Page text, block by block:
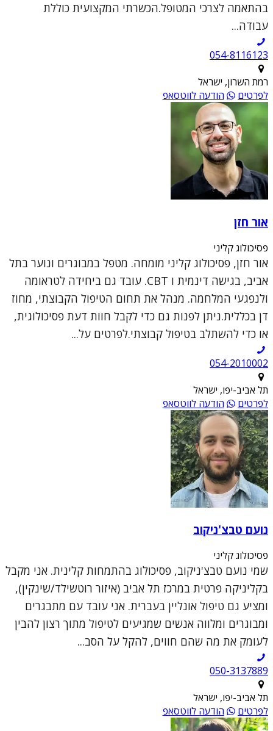
בהתאמה לצרכי המטופל.הכשרתי המקצועית כוללת
עבודה...
054-8116123
רמת השרון, ישראל
לפרטים
הודעה לווטסאפ
אור חזן
פסיכולוג קליני
אור חזן, פסיכולוג קליני מומחה. מטפל במבוגרים ונוער בתל
אביב, בגישה דינמית ו CBT. עובד גם ביחידה לטראומה
ולנפגעי המלחמה. מנהל את תחום הטיפול הקבוצתי, מחוז
דן בכללית.ניתן לפנות גם כדי לקבל חוות דעת פסיכולוגית,
או כדי להשתלב בטיפול קבוצתי.לפרטים על...
054-2010002
תל אביב-יפו, ישראל
לפרטים
הודעה לווטסאפ
נועם טבצ'ניקוב
פסיכולוג קליני
שמי נועם טבצ'ניקוב, פסיכולוג בהתמחות קלינית. אני מקבל
בקליניקה פרטית במרכז תל אביב (איזור רוטשילד/שינקין),
ומציע גם טיפול אונליין בעברית. אני עובד עם מתבגרים
ומבוגרים ומלווה אנשים שמגיעים לטיפול מתוך רצון להבין
לעומק את מה שהם חווים, להקל על הסב...
050-3137889
תל אביב-יפו, ישראל
לפרטים
הודעה לווטסאפ